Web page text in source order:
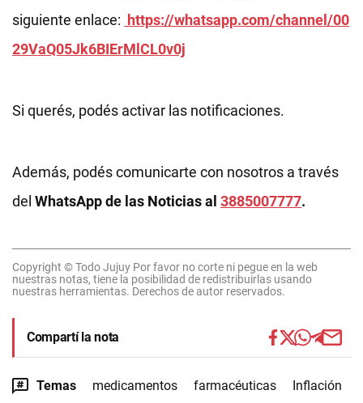
siguiente enlace: https://whatsapp.com/channel/00
29VaQ05Jk6BIErMlCL0v0j
Si querés, podés activar las notificaciones.
Además, podés comunicarte con nosotros a través
del WhatsApp de las Noticias al 3885007777.
Copyright © Todo Jujuy Por favor no corte ni pegue en la web
nuestras notas, tiene la posibilidad de redistribuirlas usando
nuestras herramientas. Derechos de autor reservados.
Compartí la nota
Temas medicamentos farmacéuticas Inflación